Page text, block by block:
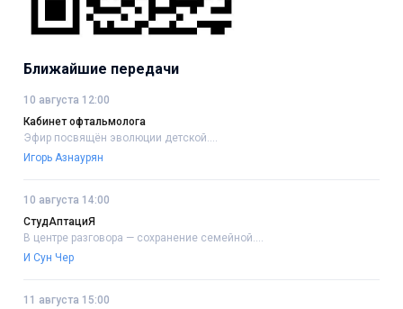
Ближайшие передачи
10 августа 12:00
Кабинет офтальмолога
Эфир посвящён эволюции детской....
Игорь Азнаурян
10 августа 14:00
СтудАптациЯ
В центре разговора — сохранение семейной....
И Сун Чер
11 августа 15:00